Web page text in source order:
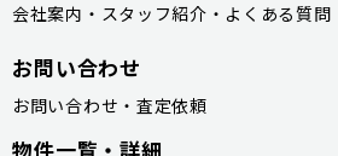
会社案内・スタッフ紹介・よくある質問
お問い合わせ
お問い合わせ・査定依頼
物件一覧・詳細